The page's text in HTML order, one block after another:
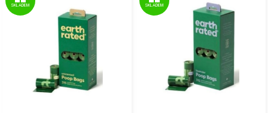
SKLADEM SKLADEM